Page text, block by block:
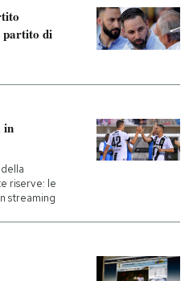
partito di
in
riserve: le
streaming